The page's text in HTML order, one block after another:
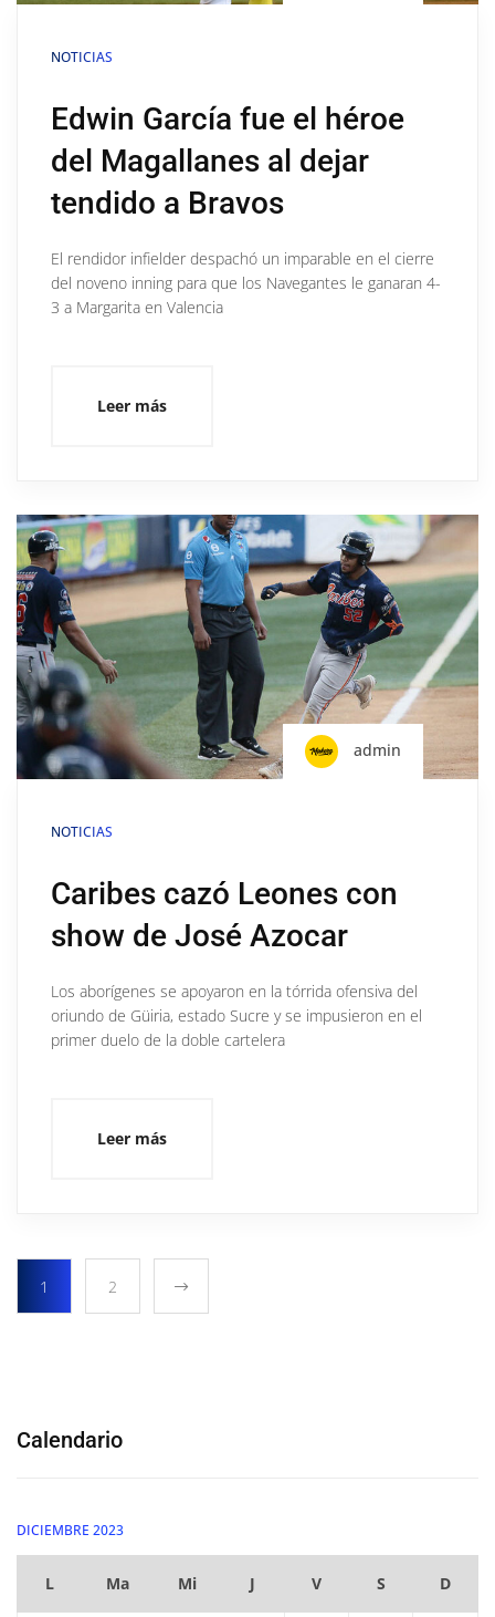
NOTICIAS
Edwin García fue el héroe
del Magallanes al dejar
tendido a Bravos
El rendidor infielder despachó un imparable en el cierre
del noveno inning para que los Navegantes le ganaran 4-
3 a Margarita en Valencia
Leer más
admin
NOTICIAS
Caribes cazó Leones con
show de José Azocar
Los aborígenes se apoyaron en la tórrida ofensiva del
oriundo de Güiria, estado Sucre y se impusieron en el
primer duelo de la doble cartelera
Leer más
1 2
Calendario
DICIEMBRE 2023
L Ma Mi J V S D